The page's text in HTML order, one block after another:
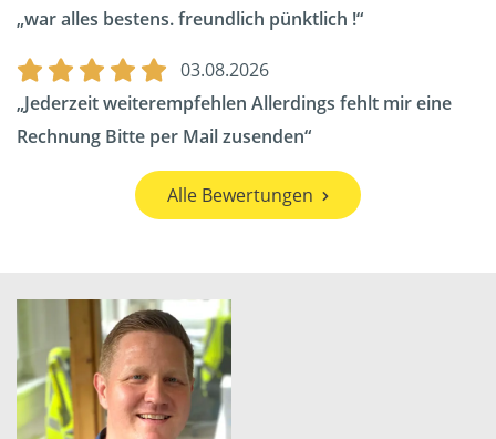
war alles bestens. freundlich pünktlich !
03.08.2026
Jederzeit weiterempfehlen Allerdings fehlt mir eine
Rechnung Bitte per Mail zusenden
Alle Bewertungen